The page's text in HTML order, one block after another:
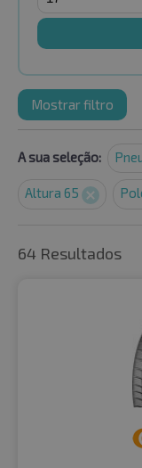
Mostrar filtro
A sua seleção:
Altura 65
64 Resultados